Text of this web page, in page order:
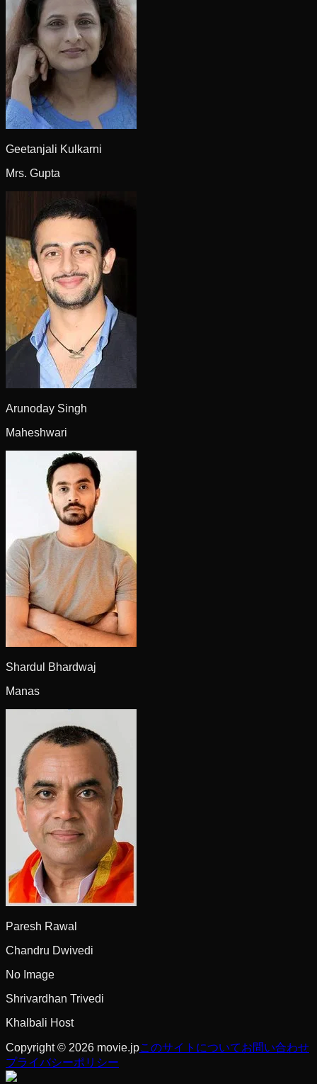
Geetanjali Kulkarni
Mrs. Gupta
Arunoday Singh
Maheshwari
Shardul Bhardwaj
Manas
Paresh Rawal
Chandru Dwivedi
No Image
Shrivardhan Trivedi
Khalbali Host
Copyright © 2026 movie.jpこのサイトについてお問い合わせ
プライバシーポリシー